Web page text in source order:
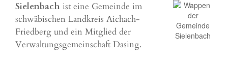
Sielenbach ist eine Gemeinde im
schwäbischen Landkreis Aichach-
Friedberg und ein Mitglied der
Verwaltungsgemeinschaft Dasing.